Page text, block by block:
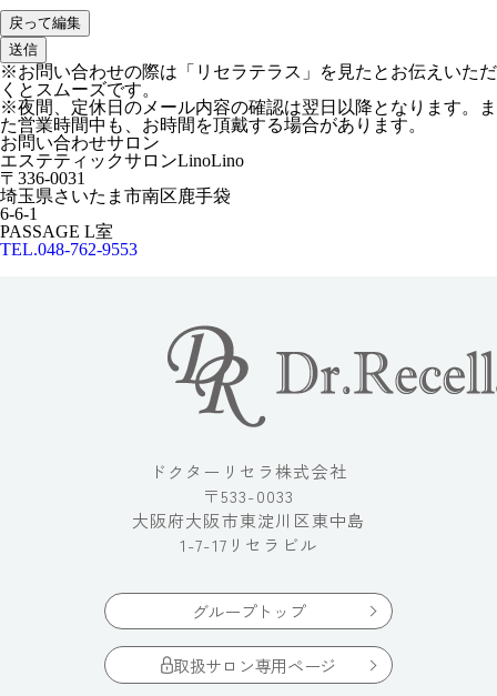
※お問い合わせの際は「リセラテラス」を見たとお伝えいただ
くとスムーズです。
※夜間、定休日のメール内容の確認は翌日以降となります。ま
た営業時間中も、お時間を頂戴する場合があります。
お問い合わせサロン
エステティックサロンLinoLino
〒336-0031
埼玉県さいたま市南区鹿手袋
6-6-1
PASSAGE L室
TEL.048-762-9553
ドクターリセラ株式会社
〒533-0033
大阪府大阪市東淀川区東中島
1-7-17リセラビル
グループトップ
取扱サロン専用ページ